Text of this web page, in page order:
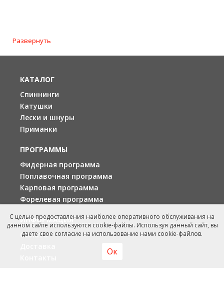
Развернуть
КАТАЛОГ
Спиннинги
Катушки
Лески и шнуры
Приманки
ПРОГРАММЫ
Фидерная программа
Поплавочная программа
Карповая программа
Форелевая программа
ИНФОРМАЦИЯ
Оплата
С целью предоставления наиболее оперативного обслуживания на
данном сайте используются cookie-файлы. Используя данный сайт, вы
даете свое согласие на использование нами cookie-файлов.
Ок